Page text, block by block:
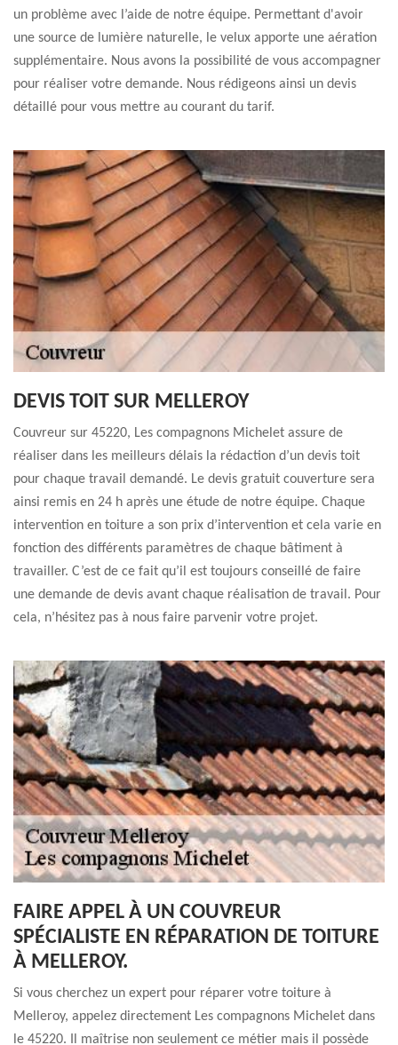
un problème avec l’aide de notre équipe. Permettant d'avoir
une source de lumière naturelle, le velux apporte une aération
supplémentaire. Nous avons la possibilité de vous accompagner
pour réaliser votre demande. Nous rédigeons ainsi un devis
détaillé pour vous mettre au courant du tarif.
DEVIS TOIT SUR MELLEROY
Couvreur sur 45220, Les compagnons Michelet assure de
réaliser dans les meilleurs délais la rédaction d’un devis toit
pour chaque travail demandé. Le devis gratuit couverture sera
ainsi remis en 24 h après une étude de notre équipe. Chaque
intervention en toiture a son prix d’intervention et cela varie en
fonction des différents paramètres de chaque bâtiment à
travailler. C’est de ce fait qu’il est toujours conseillé de faire
une demande de devis avant chaque réalisation de travail. Pour
cela, n’hésitez pas à nous faire parvenir votre projet.
FAIRE APPEL À UN COUVREUR
SPÉCIALISTE EN RÉPARATION DE TOITURE
À MELLEROY.
Si vous cherchez un expert pour réparer votre toiture à
Melleroy, appelez directement Les compagnons Michelet dans
le 45220. Il maîtrise non seulement ce métier mais il possède